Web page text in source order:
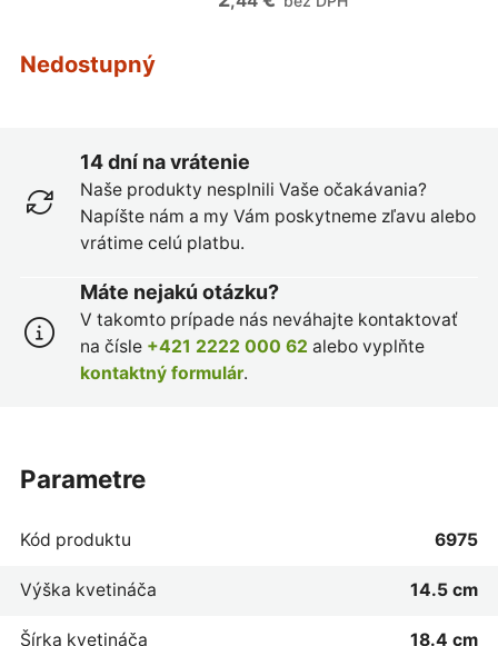
Nedostupný
14 dní na vrátenie
Naše produkty nesplnili Vaše očakávania?
Napíšte nám a my Vám poskytneme zľavu alebo
vrátime celú platbu.
Máte nejakú otázku?
V takomto prípade nás neváhajte kontaktovať
na čísle +421 2222 000 62 alebo vyplňte
kontaktný formulár.
parametre
Kód produktu 6975
Výška kvetináča 14.5 cm
Šírka kvetináča 18.4 cm